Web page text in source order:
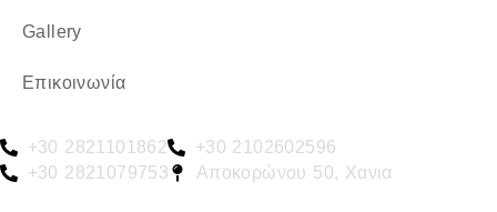
Gallery
Επικοινωνία
+30 2821101862
+30 2102602596
+30 2821079753
Αποκορώνου 50, Χανια